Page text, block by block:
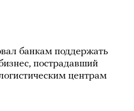
банкам поддержать
пострадавший
центрам